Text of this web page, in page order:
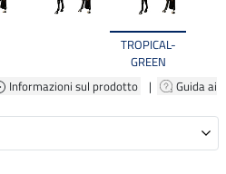
TROPICAL-
GREEN
Informazioni sul prodotto |
Guida ai